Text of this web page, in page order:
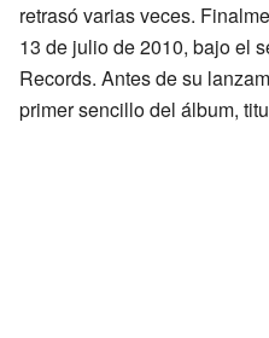
retrasó varias veces.
13 de julio de 2010, bajo el
Records. Antes de su
primer sencillo del álbum,